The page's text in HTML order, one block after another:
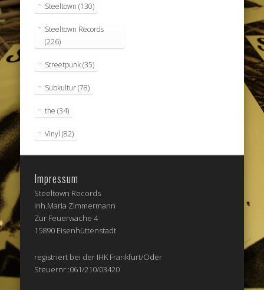
Steeltown (130)
Steeltown Records
(226)
Streetpunk(35)
Subkultur(78)
the (34)
Vinyl (82)
Impressum
Steeltown Records
Inh.Maria Zimmermann
Zur Feuerwache 4
15890 Eisenhüttenstadt
registriert bei der IHK Frankfurt/Oder
Steuernr.:061/210/03420